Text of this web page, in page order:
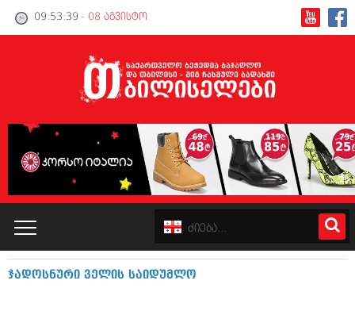
09:53:40 - 08 აგვისტო
კატალოგი
ჯადოსნური ველის საიდუმლო